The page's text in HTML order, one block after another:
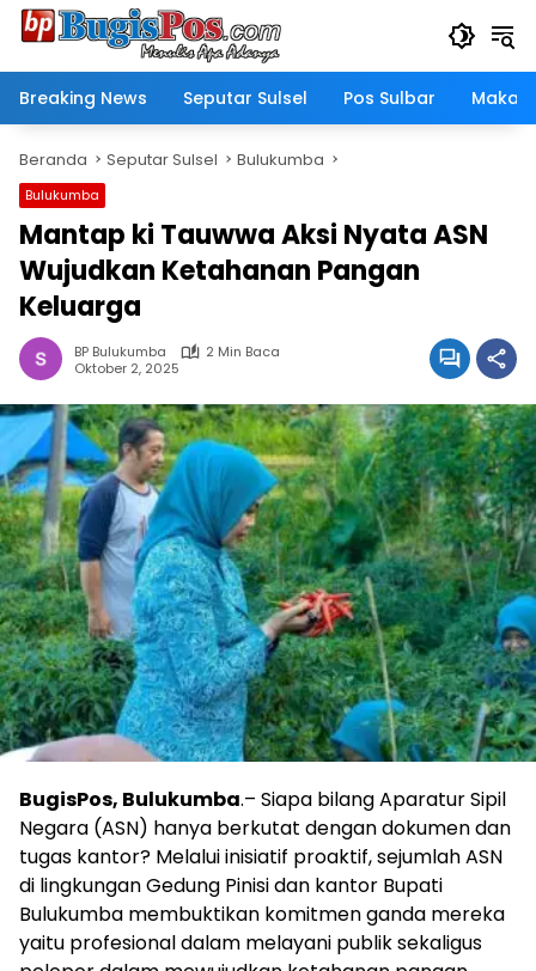
Langsung
Breaking News
Seputar Sulsel Pos Sulbar
Beranda Seputar Sulsel Bulukumba
Bulukumba
Mantap ki Tauwwa Aksi Nyata ASN
Wujudkan Ketahanan Pangan
Keluarga
BP Bulukumba
2 Min Baca
Oktober 2, 2025
BugisPos, Bulukumba.– Siapa bilang Aparatur Sipil
Negara (ASN) hanya berkutat dengan dokumen dan
tugas kantor? Melalui inisiatif proaktif, sejumlah ASN
di lingkungan Gedung Pinisi dan kantor Bupati
Bulukumba membuktikan komitmen ganda mereka
yaitu profesional dalam melayani publik sekaligus